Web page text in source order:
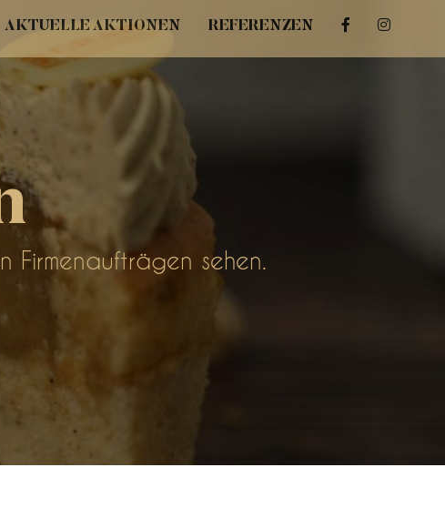
AKTUELLE AKTIONEN REFERENZEN
Firmenaufträgen sehen.